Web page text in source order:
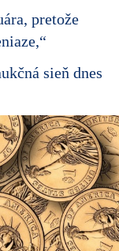
pretože
sieň dnes